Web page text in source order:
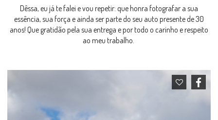
Dêssa, eu já te falei e vou repetir: que honra fotografar a sua
essência, sua força e ainda ser parte do seu auto presente de 30
anos! Que gratidão pela sua entrega e por todo o carinho e respeito
ao meu trabalho.